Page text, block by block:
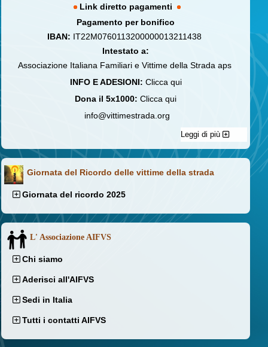
Link diretto pagamenti
Pagamento per bonifico
IBAN: IT22M0760113200000013211438
Intestato a:
Associazione Italiana Familiari e Vittime della Strada aps
INFO E ADESIONI: Clicca qui
Dona il 5x1000: Clicca qui
info@vittimestrada.org
Leggi di più
Giornata del Ricordo delle vittime della strada
Giornata del ricordo 2025
L' Associazione AIFVS
Chi siamo
Aderisci all'AIFVS
Sedi in Italia
Tutti i contatti AIFVS